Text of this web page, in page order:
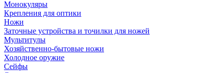
Монокуляры
Крепления для оптики
Ножи
Заточные устройства и точилки для ножей
Мультитулы
Хозяйственно-бытовые ножи
Холодное оружие
Сейфы